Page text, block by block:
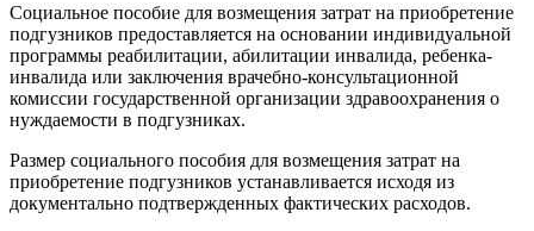
Социальное пособие для возмещения затрат на приобретение
подгузников предоставляется на основании индивидуальной
программы реабилитации, абилитации инвалида, ребенка-
инвалида или заключения врачебно-консультационной
комиссии государственной организации здравоохранения о
нуждаемости в подгузниках.
Размер социального пособия для возмещения затрат на
приобретение подгузников устанавливается исходя из
документально подтвержденных фактических расходов.